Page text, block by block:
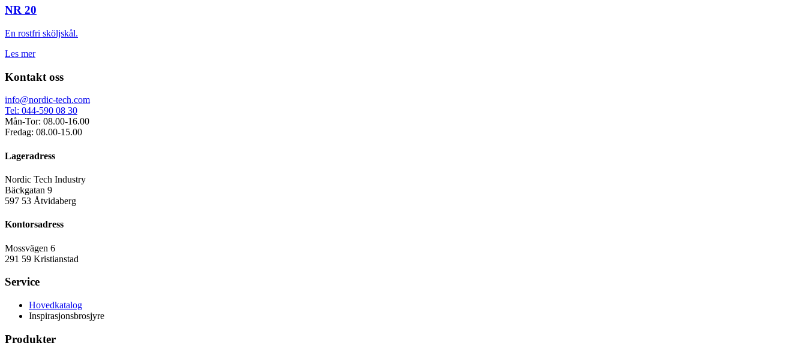
NR 20
En rostfri sköljskål.
Les mer
Kontakt oss
info@nordic-tech.com
Tel: 044-590 08 30
Mån-Tor: 08.00-16.00
Fredag: 08.00-15.00
Lageradress
Nordic Tech Industry
Bäckgatan 9
597 53 Åtvidaberg
Kontorsadress
Mossvägen 6
291 59 Kristianstad
Service
Hovedkatalog
Inspirasjonsbrosjyre
Produkter